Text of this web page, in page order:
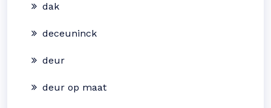
dak
deceuninck
deur
deur op maat